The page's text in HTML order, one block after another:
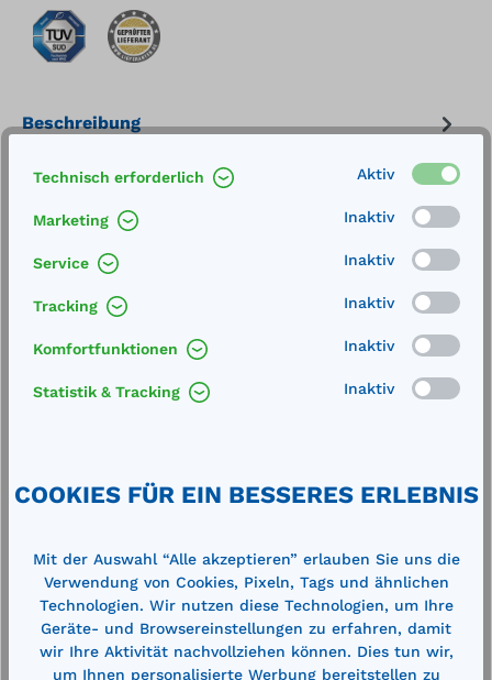
Beschreibung
Außenmaße (LxBxH): 1210 x 1210 x 1410 mm Inhalt:
400 lEinzeltankanlage für den mobilen Einsatz im
Freien und im Gebäude zuge…
Technische Daten
Technisch erforderlich Aktiv
Marketing Inaktiv
Service Inaktiv
Tracking Inaktiv
Komfortfunktionen Inaktiv
Statistik & Tracking Inaktiv
COOKIES FÜR EIN BESSERES ERLEBNIS
Mit der Auswahl “Alle akzeptieren” erlauben Sie uns die
Verwendung von Cookies, Pixeln, Tags und ähnlichen
Technologien. Wir nutzen diese Technologien, um Ihre
Geräte- und Browsereinstellungen zu erfahren, damit
wir Ihre Aktivität nachvollziehen können. Dies tun wir,
um Ihnen personalisierte Werbung bereitstellen zu